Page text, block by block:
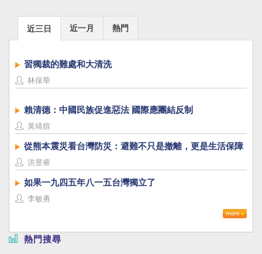
近三日 近一月 熱門
習獨裁的難處和大清洗
林保華
賴清德：中國民族促進惡法 國際應團結反制
黃靖媗
從熊本震災看台灣防災：避難不只是撤離，更是生活保障
洪昱睿
如果一九四五年八一五台灣獨立了
李敏勇
熱門搜尋